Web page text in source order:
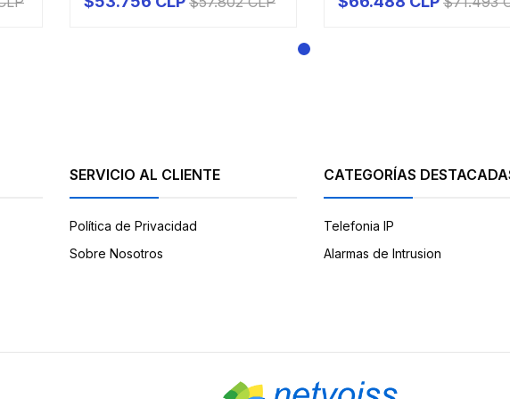
+
- PRODUCTO A PEDIDO
SERVICIO AL CLIENTE
Política de Privacidad
Sobre Nosotros
CATEGORÍAS
Telefonia IP
Alarmas de Intrusion